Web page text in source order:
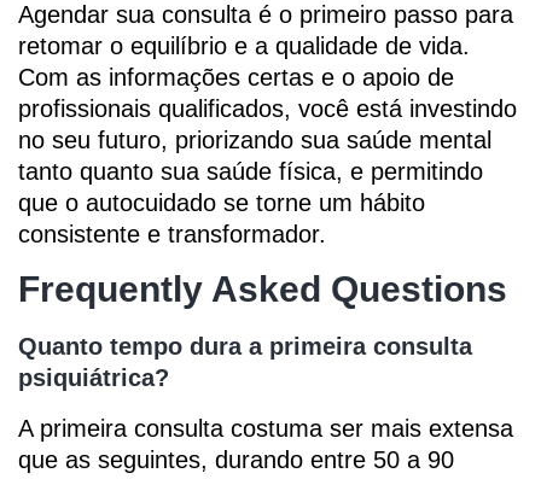
Agendar sua consulta é o primeiro passo para
retomar o equilíbrio e a qualidade de vida.
Com as informações certas e o apoio de
profissionais qualificados, você está investindo
no seu futuro, priorizando sua saúde mental
tanto quanto sua saúde física, e permitindo
que o autocuidado se torne um hábito
consistente e transformador.
Frequently Asked Questions
Quanto tempo dura a primeira consulta
psiquiátrica?
A primeira consulta costuma ser mais extensa
que as seguintes, durando entre 50 a 90